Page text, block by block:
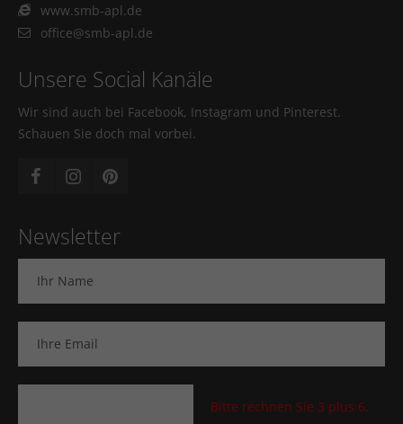
www.smb-apl.de
office@smb-apl.de
Unsere Social Kanäle
Wir sind auch bei Facebook, Instagram und Pinterest.
Schauen Sie doch mal vorbei.
Newsletter
Bitte rechnen Sie 3 plus 6.